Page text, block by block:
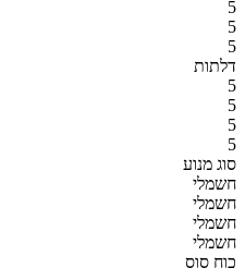
5
5
5
דלתות
5
5
5
5
סוג מנוע
חשמלי
חשמלי
חשמלי
חשמלי
כוח סוס